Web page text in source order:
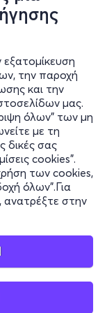
την παροχή
και την
μας.
όλων" των μη
με τη
δικές σας
cookies".
των cookies,
όλων".Για
ανατρέξτε στην
όλο το φάσμα
που θα
και
φορά θα γίνει
και
το Θέατρο
αποτυπώνει
αναβλύζει σε
το βινύλιο θα
αριθμό
από τώρα μέσω
ότι
live στην
Αττική